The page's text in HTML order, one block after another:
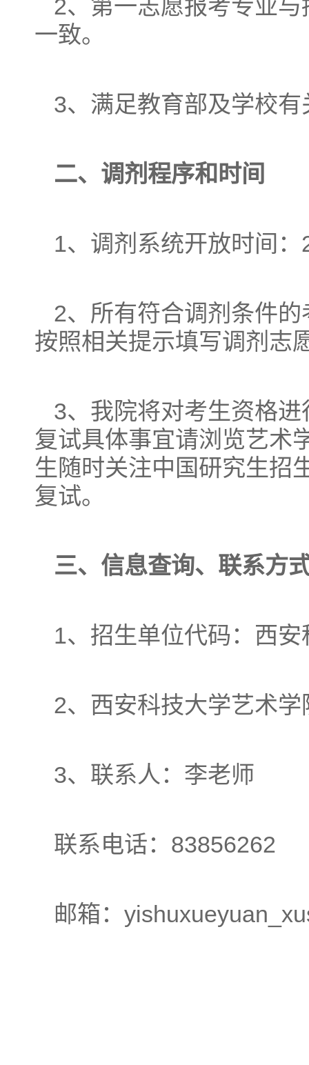
2、第一志愿报考专业
一致。
3、满足教育部及学校
二、调剂程序和时间
1、调剂系统开放时间
2、所有符合调剂条件
按照相关提示填写调剂志
3、我院将对考生资格
复试具体事宜请浏览艺术
生随时关注中国研究生招
复试。
三、信息查询、联系方
1、招生单位代码：西
2、西安科技大学艺术
3、联系人：李老师
联系电话：83856262
邮箱：